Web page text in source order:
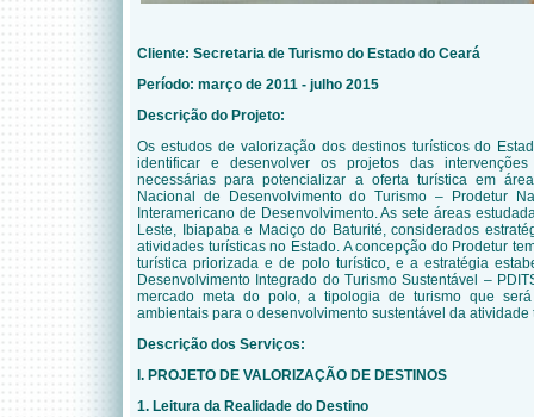
Cliente: Secretaria de Turismo do Estado do Ceará
Período: março de 2011 - julho 2015
Descrição do Projeto:
Os estudos de valorização dos destinos turísticos do
identificar e desenvolver os projetos das
necessárias para potencializar a oferta turística em
Nacional de Desenvolvimento do Turismo – Prodetur
Interamericano de Desenvolvimento. As sete áreas
Leste, Ibiapaba e Maciço do Baturité, considerados
atividades turísticas no Estado. A concepção do Prodetur
turística priorizada e de polo turístico, e a estratégia
Desenvolvimento Integrado do Turismo Sustentável –
mercado meta do polo, a tipologia de turismo que
ambientais para o desenvolvimento sustentável da atividade
Descrição dos Serviços:
I. PROJETO DE VALORIZAÇÃO DE DESTINOS
1. Leitura da Realidade do Destino